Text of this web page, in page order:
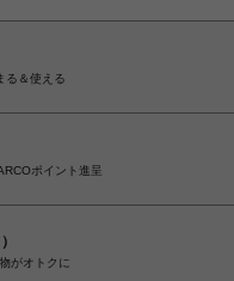
る＆使える
ポイント進呈
がオトクに